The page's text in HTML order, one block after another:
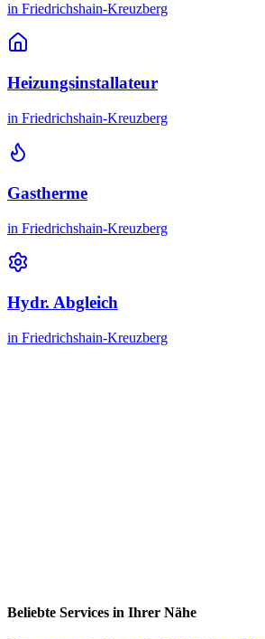
in Friedrichshain-Kreuzberg
Heizungsinstallateur
in Friedrichshain-Kreuzberg
Gastherme
in Friedrichshain-Kreuzberg
Hydr. Abgleich
in Friedrichshain-Kreuzberg
Beliebte Services in Ihrer Nähe